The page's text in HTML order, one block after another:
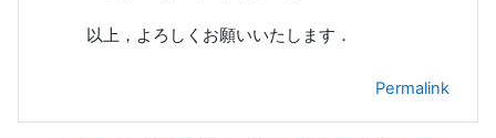
以上，よろしくお願いいたします．
Permalink